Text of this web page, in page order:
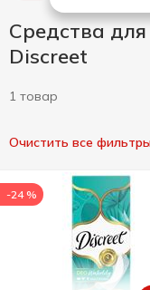
Средства
Discreet
1 товар
Очистить все
-24 %